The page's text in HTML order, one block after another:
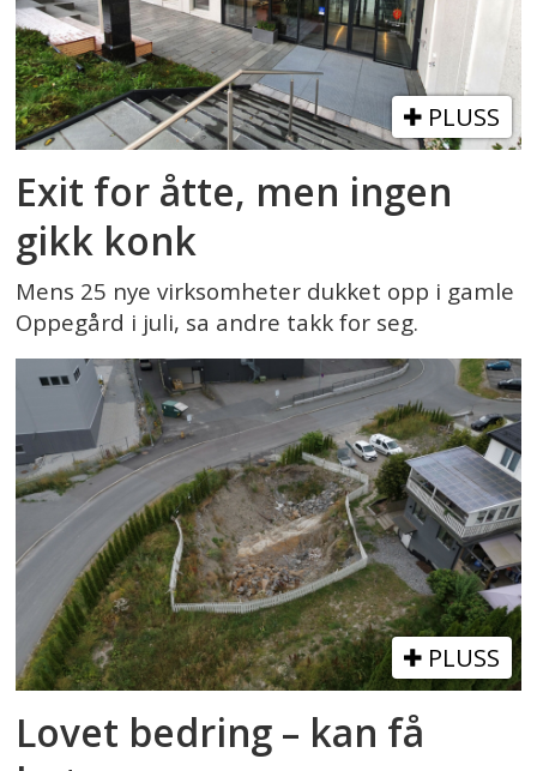
PLUSS
Exit for åtte, men ingen
gikk konk
Mens 25 nye virksomheter dukket opp i gamle
Oppegård i juli, sa andre takk for seg.
PLUSS
Lovet bedring – kan få